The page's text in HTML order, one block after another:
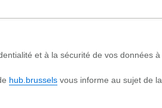
et à la sécurité de vos données à
hub.brussels vous informe au sujet de la